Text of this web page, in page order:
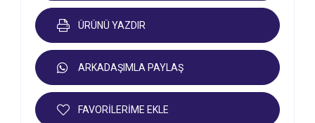
ÜRÜNÜ YAZDIR
ARKADAŞIMLA PAYLAŞ
FAVORİLERİME EKLE